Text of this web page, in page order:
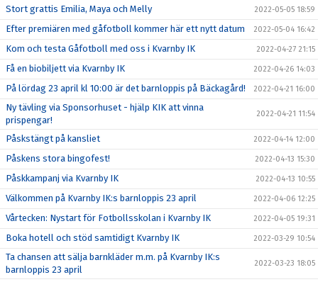
Stort grattis Emilia, Maya och Melly 2022-05-05 18:59
Efter premiären med gåfotboll kommer här ett nytt datum 2022-05-04 16:42
Kom och testa Gåfotboll med oss i Kvarnby IK 2022-04-27 21:15
Få en biobiljett via Kvarnby IK 2022-04-26 14:03
På lördag 23 april kl 10:00 är det barnloppis på Bäckagård! 2022-04-21 16:00
Ny tävling via Sponsorhuset - hjälp KIK att vinna
prispengar!
2022-04-21 11:54
Påskstängt på kansliet 2022-04-14 12:00
Påskens stora bingofest! 2022-04-13 15:30
Påskkampanj via Kvarnby IK 2022-04-13 10:55
Välkommen på Kvarnby IK:s barnloppis 23 april 2022-04-06 12:25
Vårtecken: Nystart för Fotbollsskolan i Kvarnby IK 2022-04-05 19:31
Boka hotell och stöd samtidigt Kvarnby IK 2022-03-29 10:54
Ta chansen att sälja barnkläder m.m. på Kvarnby IK:s
barnloppis 23 april
2022-03-23 18:05